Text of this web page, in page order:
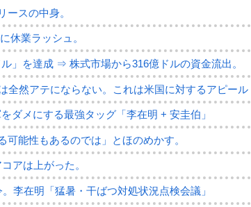
ースの中身。
休業ラッシュ。
」を達成 ⇒ 株式市場から316億ドルの資金流出。
然アテにならない。これは米国に対するアピール
ダメにする最強タッグ「李在明 + 安圭伯」
能性もあるのでは」とほのめかす。
アは上がった。
李在明「猛暑・干ばつ対処状況点検会議」